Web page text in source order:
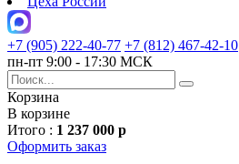
+7 (905) 222-40-77 +7 (812) 467-42-10
пн-пт 9:00 - 17:30 МСК
Корзина
В корзине
Итого : 1 237 000 р
Оформить заказ